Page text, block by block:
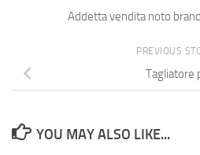
Addetta vendita noto
PREVIOUS
Tagliatore
YOU MAY ALSO LIKE...